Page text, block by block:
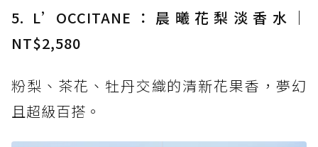
5. L’OCCITANE：晨曦花梨淡香水｜
NT$2,580
粉梨、茶花、牡丹交織的清新花果香，夢幻
且超級百搭。